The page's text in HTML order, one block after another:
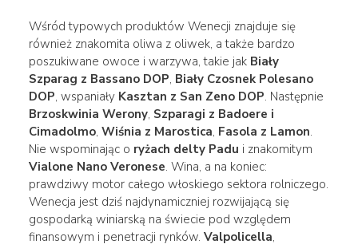
Wśród typowych produktów Wenecji znajduje się
również znakomita oliwa z oliwek, a także bardzo
poszukiwane owoce i warzywa, takie jak Biały
Szparag z Bassano DOP, Biały Czosnek Polesano
DOP, wspaniały Kasztan z San Zeno DOP. Następnie
Brzoskwinia Werony, Szparagi z Badoere i
Cimadolmo, Wiśnia z Marostica, Fasola z Lamon.
Nie wspominając o ryżach delty Padu i znakomitym
Vialone Nano Veronese. Wina, a na koniec:
prawdziwy motor całego włoskiego sektora rolniczego.
Wenecja jest dziś najdynamiczniej rozwijającą się
gospodarką winiarską na świecie pod względem
finansowym i penetracji rynków. Valpolicella,